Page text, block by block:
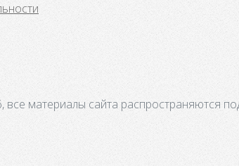
материалы сайта распространяются